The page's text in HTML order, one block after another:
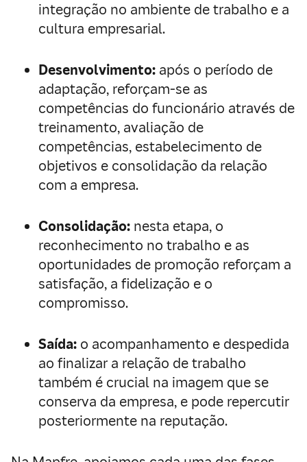
integração no ambiente de trabalho e a
cultura empresarial.
Desenvolvimento: após o período de
adaptação, reforçam-se as
competências do funcionário através de
treinamento, avaliação de
competências, estabelecimento de
objetivos e consolidação da relação
com a empresa.
Consolidação: nesta etapa, o
reconhecimento no trabalho e as
oportunidades de promoção reforçam a
satisfação, a fidelização e o
compromisso.
Saída: o acompanhamento e despedida
ao finalizar a relação de trabalho
também é crucial na imagem que se
conserva da empresa, e pode repercutir
posteriormente na reputação.